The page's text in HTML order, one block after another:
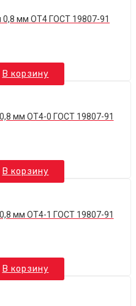
0,8 мм ОТ4 ГОСТ 19807-91
В корзину
мм ОТ4-0 ГОСТ 19807-91
В корзину
мм ОТ4-1 ГОСТ 19807-91
В корзину